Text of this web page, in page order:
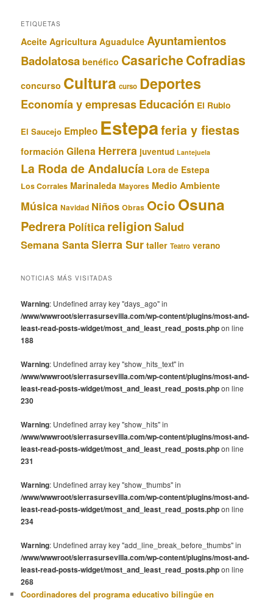
ETIQUETAS
Aceite Agricultura Aguadulce Ayuntamientos
Badolatosa benéfico CasaricheCofradias
concurso Cultura curso Deportes
Economía y empresasEducación El Rubio
El Saucejo Empleo Estepaferia y fiestas
formación Gilena Herrera juventud Lantejuela
La Roda de Andalucía Lora de Estepa
Los Corrales Marinaleda Mayores Medio Ambiente
Música Navidad Niños Obras Ocio Osuna
Pedrera Política religionSalud
Semana SantaSierra Sur taller Teatro verano
NOTICIAS MÁS VISITADAS
Warning: Undefined array key "days_ago" in
/www/wwwroot/sierrasursevilla.com/wp-content/plugins/most-and-
least-read-posts-widget/most_and_least_read_posts.phpon line
188
Warning: Undefined array key "show_hits_text" in
/www/wwwroot/sierrasursevilla.com/wp-content/plugins/most-and-
least-read-posts-widget/most_and_least_read_posts.phpon line
230
Warning: Undefined array key "show_hits" in
/www/wwwroot/sierrasursevilla.com/wp-content/plugins/most-and-
least-read-posts-widget/most_and_least_read_posts.phpon line
231
Warning: Undefined array key "show_thumbs" in
/www/wwwroot/sierrasursevilla.com/wp-content/plugins/most-and-
least-read-posts-widget/most_and_least_read_posts.phpon line
234
Warning: Undefined array key "add_line_break_before_thumbs" in
/www/wwwroot/sierrasursevilla.com/wp-content/plugins/most-and-
least-read-posts-widget/most_and_least_read_posts.phpon line
268
Coordinadores del programa educativo bilingüe en